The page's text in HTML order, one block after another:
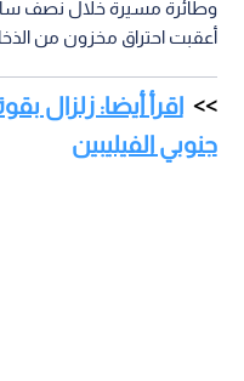
وطائرة مسيرة خلال نصف
أعقبت احتراق مخزون من
جنوبي الفيليبين